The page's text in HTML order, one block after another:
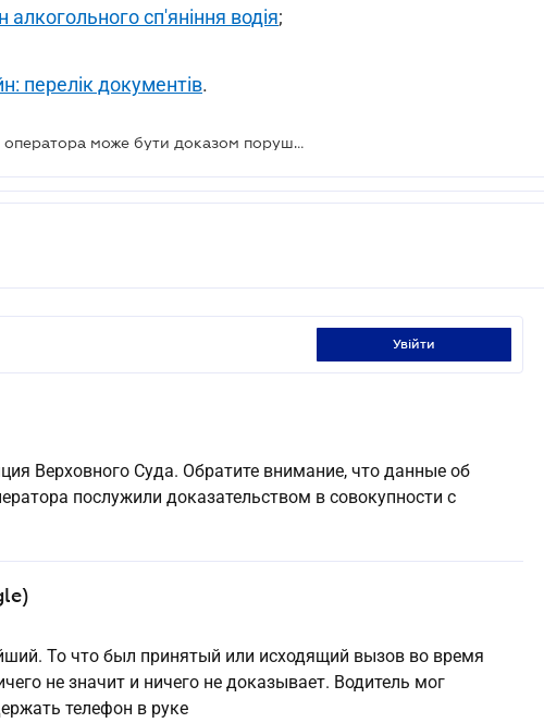
сп'яніння водія;
перелік документів.
Інформація від мобільного оператора може бути доказом порушення ПДР
увійти
Верховного Суда. Обратите внимание, что данные об
послужили доказательством в совокупности с
То что был принятый или исходящий вызов во время
не значит и ничего не доказывает. Водитель мог
телефон в руке